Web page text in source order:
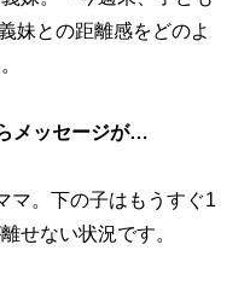
妹との距離感をどのよ
メッセージが…
マ。下の子はもうすぐ1
せない状況です。